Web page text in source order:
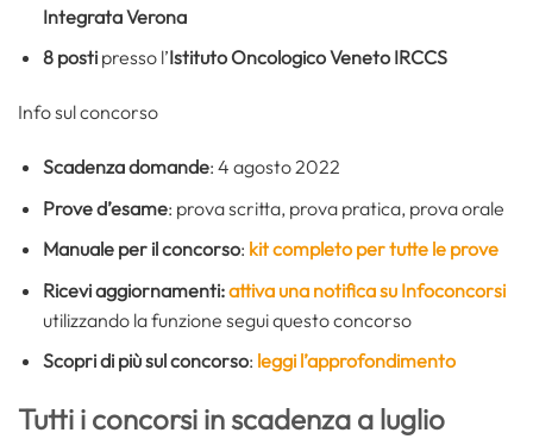
Integrata Verona
8 posti presso l’Istituto Oncologico Veneto IRCCS
Info sul concorso
Scadenza domande: 4 agosto 2022
Prove d’esame: prova scritta, prova pratica, prova orale
Manuale per il concorso: kit completo per tutte le prove
Ricevi aggiornamenti:attiva una notifica su Infoconcorsi
utilizzando la funzione segui questo concorso
Scopri di più sul concorso: leggi l’approfondimento
Tutti i concorsi in scadenza a luglio